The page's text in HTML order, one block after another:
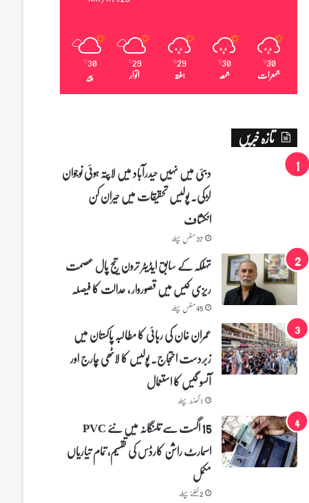
30
℃
جمعرات
30
℃
جمعہ
29
℃
ہفتہ
29
℃
اتوار
30
℃
پیر
تازہ خبریں
دبئی میں نہیں حیدرآباد میں لاپتہ ہوئی نوجوان
لڑکی۔ پولیس تحقیقات میں حیران کن
انکشاف
37 منٹس پہلے
تہلکہ کے سابق ایڈیٹر ترون تیج پال عصمت
ریزی کیس میں قصوروار ، عدالت کا فیصلہ
45 منٹس پہلے
عمران خان کی رہائی کا مطالبہ پاکستان میں
زبردست احتجاج۔ پولیس کا لاٹھی چارج اور
آنسو گیس کا استعمال
1 گھنٹہ پہلے
15 اگست سے تلنگانہ میں نئے PVC
اسمارٹ راشن کارڈس کی تقسیم، تمام تیاریاں
مکمل
2 گھنٹے پہلے